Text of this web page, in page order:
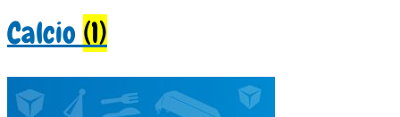
Calcio (1)